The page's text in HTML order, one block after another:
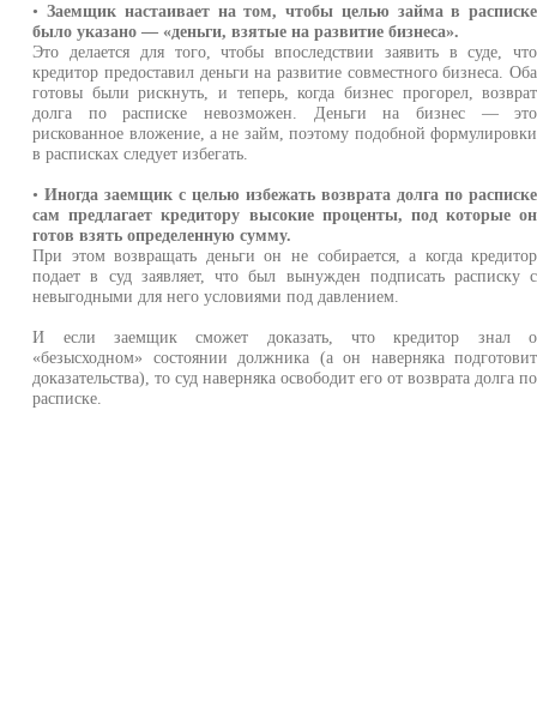
• Заемщик настаивает на том, чтобы целью займа в расписке
было указано — «деньги, взятые на развитие бизнеса».
Это делается для того, чтобы впоследствии заявить в суде, что
кредитор предоставил деньги на развитие совместного бизнеса. Оба
готовы были рискнуть, и теперь, когда бизнес прогорел, возврат
долга по расписке невозможен. Деньги на бизнес — это
рискованное вложение, а не займ, поэтому подобной формулировки
в расписках следует избегать.
•Иногда заемщик с целью избежать возврата долга по расписке
сам предлагает кредитору высокие проценты, под которые он
готов взять определенную сумму.
При этом возвращать деньги он не собирается, а когда кредитор
подает в суд заявляет, что был вынужден подписать расписку с
невыгодными для него условиями под давлением.
И если заемщик сможет доказать, что кредитор знал о
«безысходном» состоянии должника (а он наверняка подготовит
доказательства), то суд наверняка освободит его от возврата долга по
расписке.